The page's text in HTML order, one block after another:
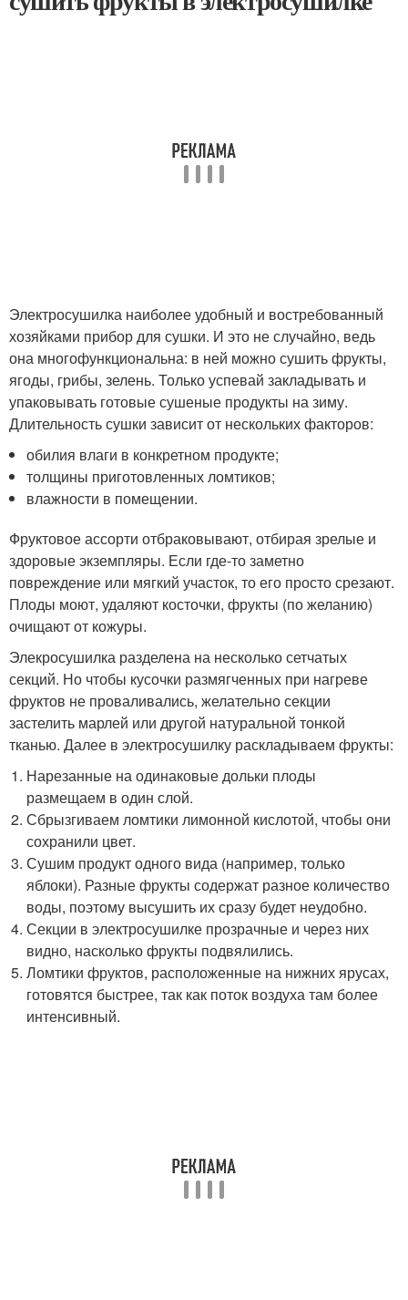
Электросушилка наиболее удобный и востребованный
хозяйками прибор для сушки. И это не случайно, ведь
она многофункциональна: в ней можно сушить фрукты,
ягоды, грибы, зелень. Только успевай закладывать и
упаковывать готовые сушеные продукты на зиму.
Длительность сушки зависит от нескольких факторов:
обилия влаги в конкретном продукте;
толщины приготовленных ломтиков;
влажности в помещении.
Фруктовое ассорти отбраковывают, отбирая зрелые и
здоровые экземпляры. Если где-то заметно
повреждение или мягкий участок, то его просто срезают.
Плоды моют, удаляют косточки, фрукты (по желанию)
очищают от кожуры.
Элекросушилка разделена на несколько сетчатых
секций. Но чтобы кусочки размягченных при нагреве
фруктов не проваливались, желательно секции
застелить марлей или другой натуральной тонкой
тканью. Далее в электросушилку раскладываем фрукты:
Нарезанные на одинаковые дольки плоды
размещаем в один слой.
Сбрызгиваем ломтики лимонной кислотой, чтобы они
сохранили цвет.
Сушим продукт одного вида (например, только
яблоки). Разные фрукты содержат разное количество
воды, поэтому высушить их сразу будет неудобно.
Секции в электросушилке прозрачные и через них
видно, насколько фрукты подвялились.
Ломтики фруктов, расположенные на нижних ярусах,
готовятся быстрее, так как поток воздуха там более
интенсивный.